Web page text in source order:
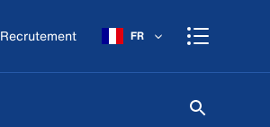
Recrutement FR